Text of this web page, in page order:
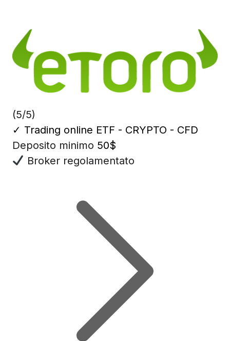
(5/5)
✓ Trading online ETF - CRYPTO - CFD
Deposito minimo 50$
Broker regolamentato